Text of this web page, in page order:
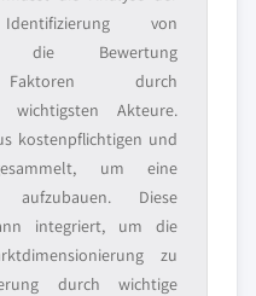
von
die Bewertung
Faktoren durch
wichtigsten Akteure.
kostenpflichtigen und
um eine
aufzubauen. Diese
integriert, um die
zu
durch wichtige